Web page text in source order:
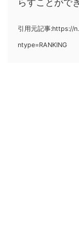
らすことがで
引用元記事:https://
ntype=RANKING